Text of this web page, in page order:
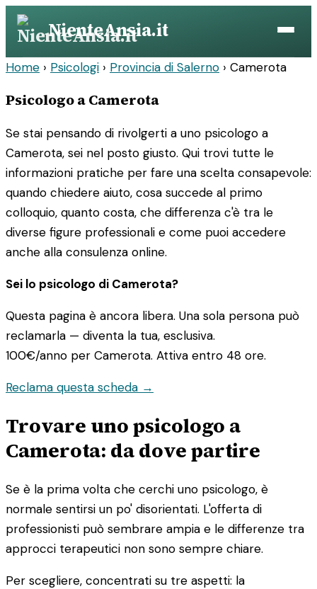
Vai
contenuto
NienteAnsia.it
Home › Psicologi › Provincia di Salerno › Camerota
Psicologo a Camerota
Se stai pensando di rivolgerti a uno psicologo a
Camerota, sei nel posto giusto. Qui trovi tutte le
informazioni pratiche per fare una scelta consapevole:
quando chiedere aiuto, cosa succede al primo
colloquio, quanto costa, che differenza c'è tra le
diverse figure professionali e come puoi accedere
anche alla consulenza online.
Sei lo psicologo di Camerota?
Questa pagina è ancora libera. Una sola persona può
reclamarla — diventa la tua, esclusiva.
100€/anno per Camerota. Attiva entro 48 ore.
Reclama questa scheda →
Trovare uno psicologo a
Camerota: da dove partire
Se è la prima volta che cerchi uno psicologo, è
normale sentirsi un po' disorientati. L'offerta di
professionisti può sembrare ampia e le differenze tra
approcci terapeutici non sono sempre chiare.
Per scegliere, concentrati su tre aspetti: la